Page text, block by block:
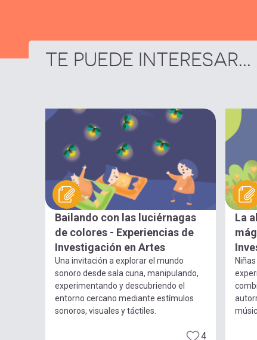
TE PUEDE INTERESAR...
Bailando con las luciérnagas
de colores - Experiencias de
Investigación en Artes
Una invitación a explorar el mundo
sonoro desde sala cuna, manipulando,
experimentando y descubriendo el
entorno cercano mediante estímulos
sonoros, visuales y táctiles.
4
La